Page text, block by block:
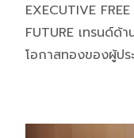
EXECUTIVE
FUTURE เทรนด์ด้
โอกาสทองของผู้ปร